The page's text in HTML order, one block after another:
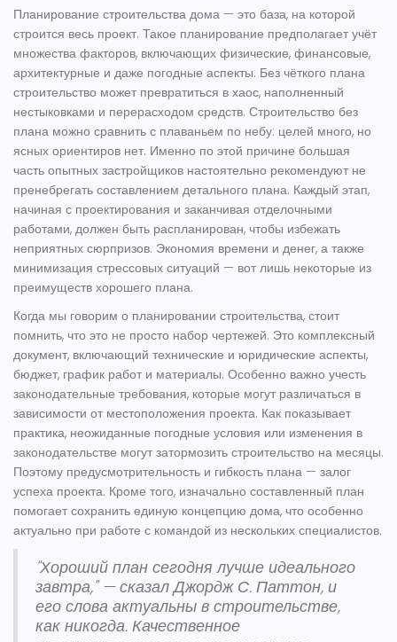
Планирование строительства дома — это база, на которой
строится весь проект. Такое планирование предполагает учёт
множества факторов, включающих физические, финансовые,
архитектурные и даже погодные аспекты. Без чёткого плана
строительство может превратиться в хаос, наполненный
нестыковками и перерасходом средств. Строительство без
плана можно сравнить с плаваньем по небу: целей много, но
ясных ориентиров нет. Именно по этой причине большая
часть опытных застройщиков настоятельно рекомендуют не
пренебрегать составлением детального плана. Каждый этап,
начиная с проектирования и заканчивая отделочными
работами, должен быть распланирован, чтобы избежать
неприятных сюрпризов. Экономия времени и денег, а также
минимизация стрессовых ситуаций — вот лишь некоторые из
преимуществ хорошего плана.
Когда мы говорим о планировании строительства, стоит
помнить, что это не просто набор чертежей. Это комплексный
документ, включающий технические и юридические аспекты,
бюджет, график работ и материалы. Особенно важно учесть
законодательные требования, которые могут различаться в
зависимости от местоположения проекта. Как показывает
практика, неожиданные погодные условия или изменения в
законодательстве могут затормозить строительство на месяцы.
Поэтому предусмотрительность и гибкость плана — залог
успеха проекта. Кроме того, изначально составленный план
помогает сохранить единую концепцию дома, что особенно
актуально при работе с командой из нескольких специалистов.
"Хороший план сегодня лучше идеального
завтра," — сказал Джордж С. Паттон, и
его слова актуальны в строительстве,
как никогда. Качественное